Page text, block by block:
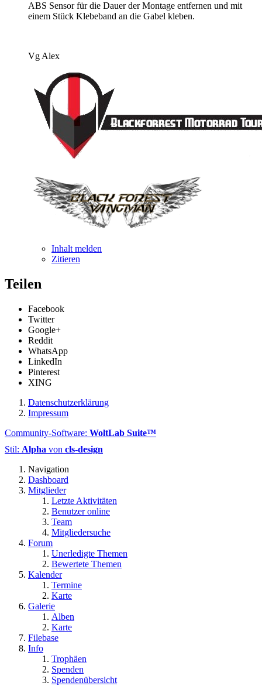
ABS Sensor für die Dauer der Montage entfernen und mit
einem Stück Klebeband an die Gabel kleben.
Vg Alex
Inhalt melden
Zitieren
Teilen
Facebook
Twitter
Google+
Reddit
WhatsApp
LinkedIn
Pinterest
XING
Datenschutzerklärung
Impressum
Community-Software: WoltLab Suite™
Stil: Alpha von cls-design
Navigation
Dashboard
Mitglieder
Letzte Aktivitäten
Benutzer online
Team
Mitgliedersuche
Forum
Unerledigte Themen
Bewertete Themen
Kalender
Termine
Karte
Galerie
Alben
Karte
Filebase
Info
Trophäen
Spenden
Spendenübersicht